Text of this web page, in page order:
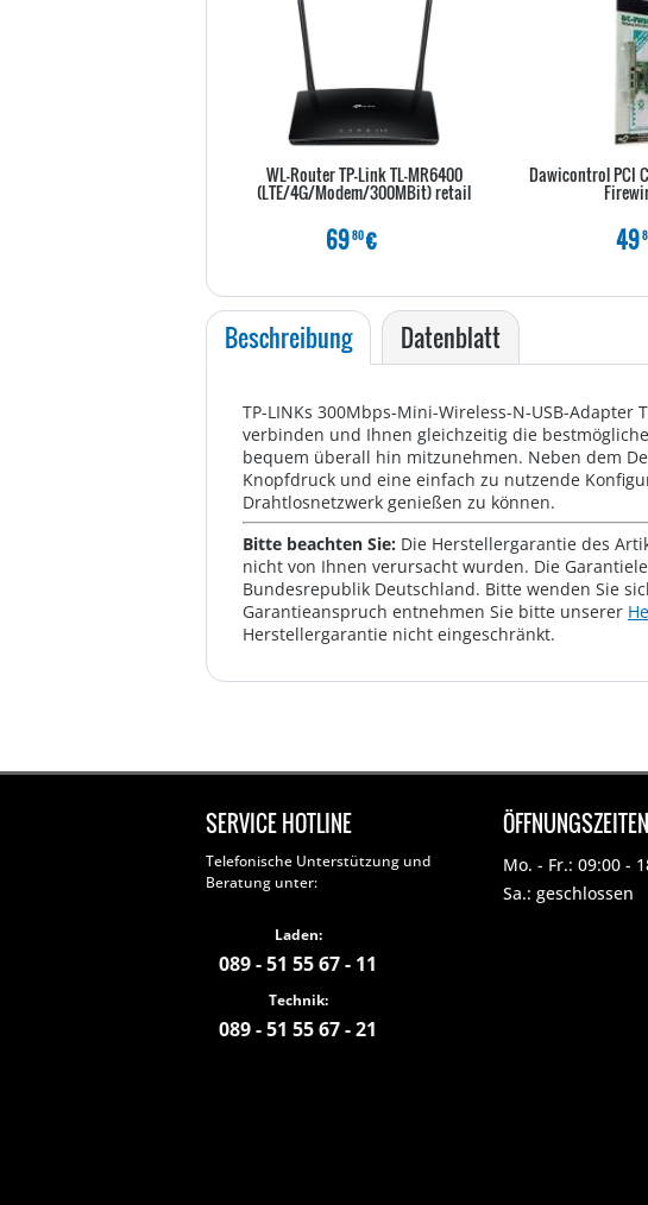
WL-Router TP-Link TL-MR6400
(LTE/4G/Modem/300MBit) retail
6980€
Dawicontrol PCI
49
Beschreibung Datenblatt
TP-LINKs 300Mbps-Mini-Wireless-N-USB-
verbinden und Ihnen gleichzeitig die
bequem überall hin mitzunehmen. Neben dem
Knopfdruck und eine einfach zu nutzende
Drahtlosnetzwerk genießen zu können.
Bitte beachten Sie: Die Herstellergarantie des
nicht von Ihnen verursacht wurden. Die
Bundesrepublik Deutschland. Bitte wenden Sie
Garantieanspruch entnehmen Sie bitte unserer
Herstellergarantie nicht eingeschränkt.
SERVICE HOTLINE
Telefonische Unterstützung und
Beratung unter:
Laden:
089 - 51 55 67 - 11
Technik:
089 - 51 55 67 - 21
ÖFFNUNGSZEITEN
Mo. - Fr.: 09:00 -
Sa.: geschlossen